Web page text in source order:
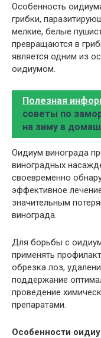
Особенность
грибки,
мелкие, белые
превращаются в
является одним из
оидиумом.
Полезная
советы по
на зиму в
Оидиум винограда
виноградных
своевременно
эффективное
значительным
винограда.
Для борьбы с
применять
обрезка лоз,
поддержание
проведение
препаратами.
Особенности